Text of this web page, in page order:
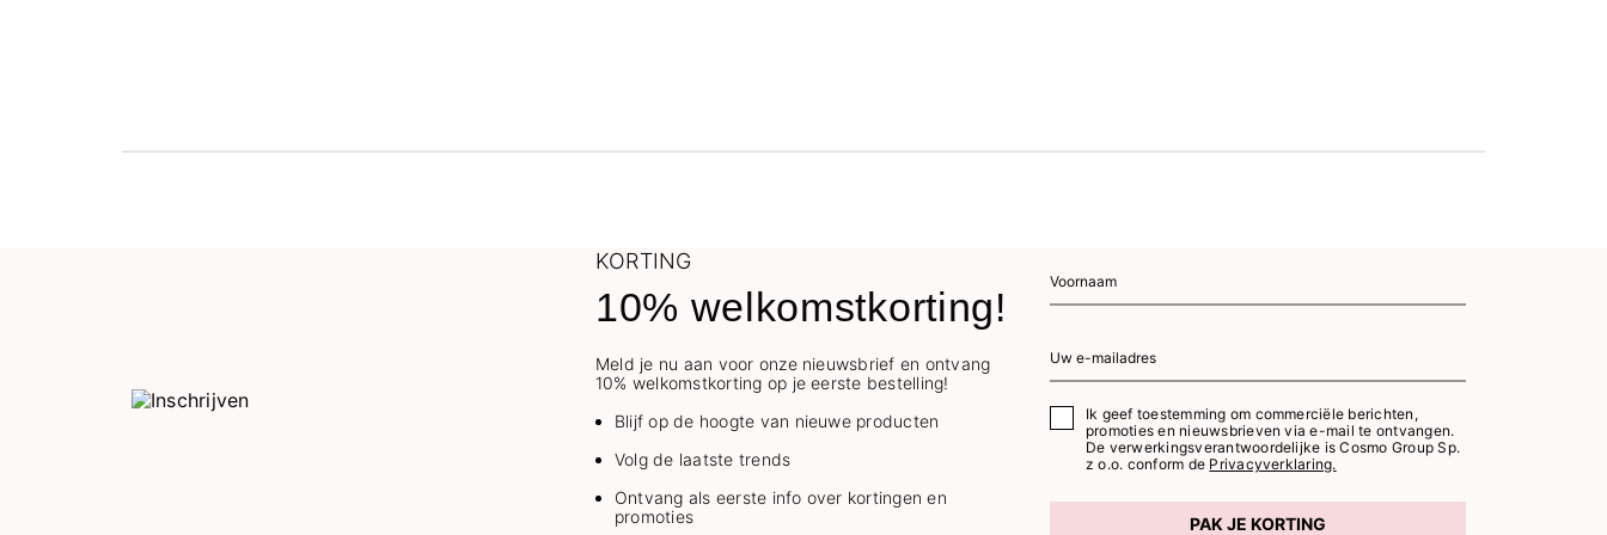
KORTING
10% welkomstkorting!
Meld je nu aan voor onze nieuwsbrief en ontvang
10% welkomstkorting op je eerste bestelling!
Blijf op de hoogte van nieuwe producten
Volg de laatste trends
Ontvang als eerste info over kortingen en
promoties
Ik geef toestemming om commerciële berichten,
promoties en nieuwsbrieven via e-mail te ontvangen.
De verwerkingsverantwoordelijke is Cosmo Group Sp.
z o.o. conform de Privacyverklaring.
PAK JE KORTING